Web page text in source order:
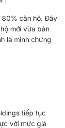
80% căn hộ. Đây
mới vừa bàn
là minh chứng
tiếp tục
với mức giá